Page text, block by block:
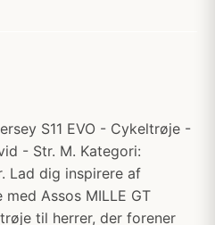
S11 EVO - Cykeltrøje -
- Str. M. Kategori:
Lad dig inspirere af
Assos MILLE GT
til herrer, der forener